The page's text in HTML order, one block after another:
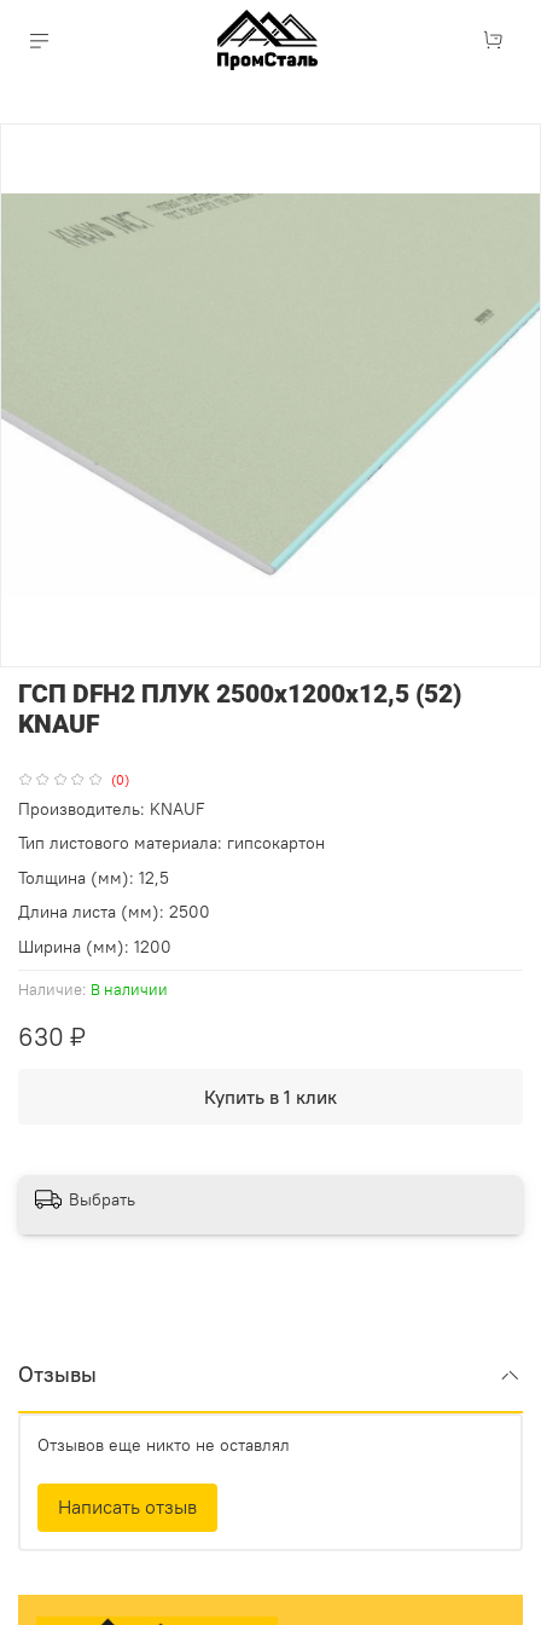
(0)
Наличие: В наличии
ГСП DFH2 ПЛУК 2500х1200х12,5 (52)
KNAUF
630 ₽
Купить в 1 клик
Производитель: KNAUF
Тип листового материала: гипсокартон
Толщина (мм): 12,5
Длина листа (мм): 2500
Ширина (мм): 1200
Выбрать
Отзывы
Отзывов еще никто не оставлял
Написать отзыв